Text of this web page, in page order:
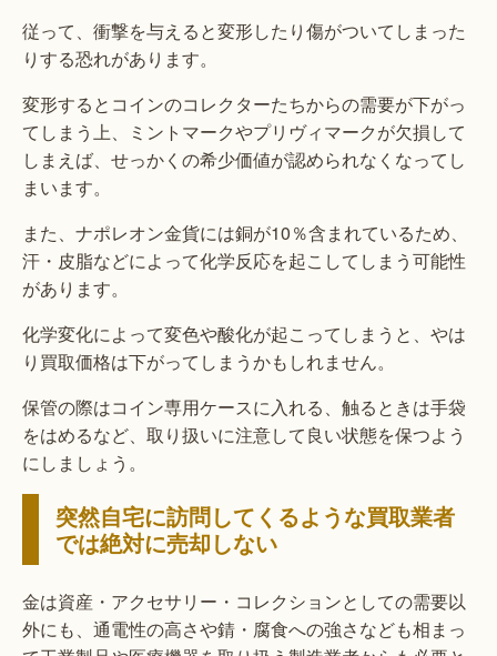
従って、衝撃を与えると変形したり傷がついてしまった
りする恐れがあります。
変形するとコインのコレクターたちからの需要が下がっ
てしまう上、ミントマークやプリヴィマークが欠損して
しまえば、せっかくの希少価値が認められなくなってし
まいます。
また、ナポレオン金貨には銅が10％含まれているため、
汗・皮脂などによって化学反応を起こしてしまう可能性
があります。
化学変化によって変色や酸化が起こってしまうと、やは
り買取価格は下がってしまうかもしれません。
保管の際はコイン専用ケースに入れる、触るときは手袋
をはめるなど、取り扱いに注意して良い状態を保つよう
にしましょう。
突然自宅に訪問してくるような買取業者
では絶対に売却しない
金は資産・アクセサリー・コレクションとしての需要以
外にも、通電性の高さや錆・腐食への強さなども相まっ